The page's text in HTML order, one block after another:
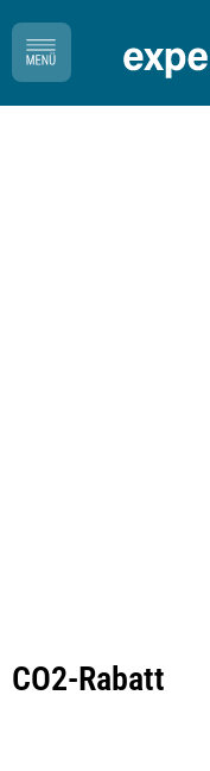
CO2-Rabatt